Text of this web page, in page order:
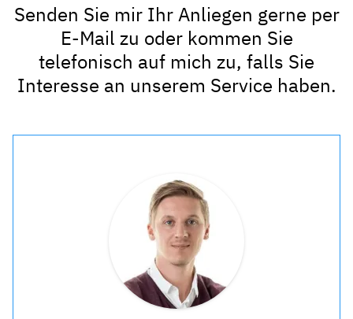
Senden Sie mir Ihr Anliegen gerne per
E-Mail zu oder kommen Sie
telefonisch auf mich zu, falls Sie
Interesse an unserem Service haben.